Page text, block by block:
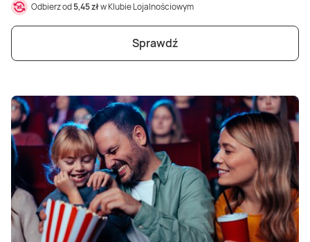
Odbierz od5,45 złw Klubie Lojalnościowym
Sprawdź